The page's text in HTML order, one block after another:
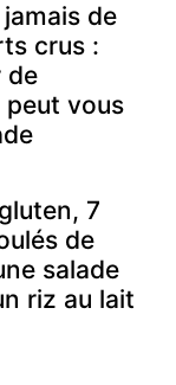
de
crus :
de
vous
7
de
salade
riz au lait